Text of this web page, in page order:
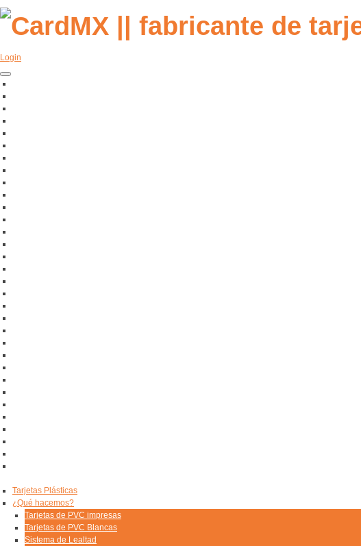
Login
Tarjetas Plásticas
¿Qué hacemos?
Tarjetas de PVC impresas
Tarjetas de PVC Blancas
Sistema de Lealtad